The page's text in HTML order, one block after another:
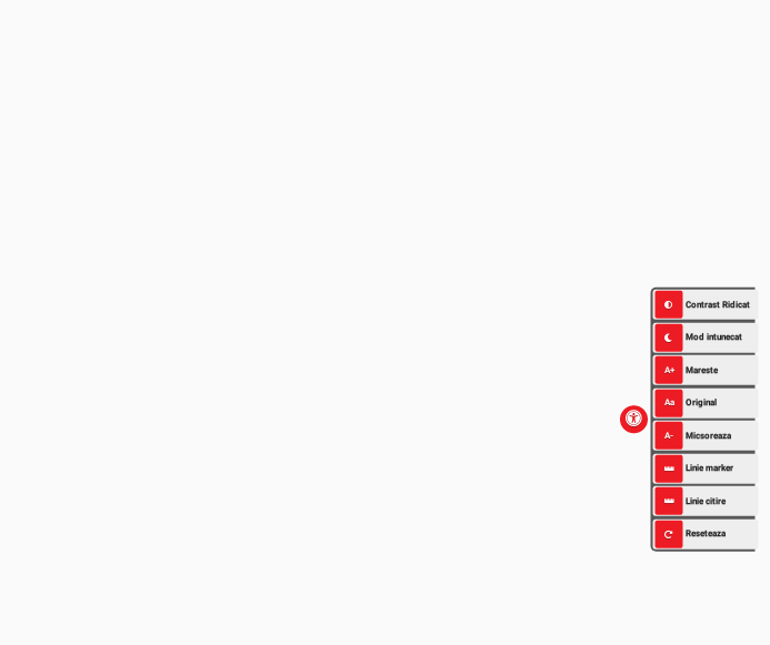
Contrast Ridicat
Mod intunecat
A+ Mareste
Aa Original
A- Micsoreaza
Linie marker
Linie citire
Reseteaza